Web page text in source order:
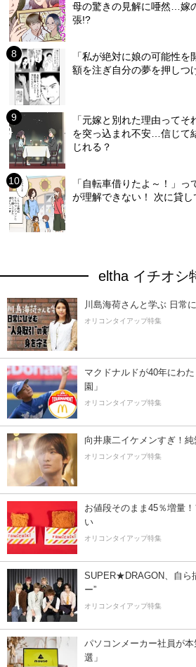
母の驚きの見解に唖然…嫁
張!?
「私が絶対に娘の可能性
額を注ぎ自分の夢を押しつ
「元嫁と別れた理由って
を突っ込まれ不安…信じて
じれる？
「自転車借りたよ～！」
が理解できない！ 次に貸
eltha イチオシ
川島海荷さんと学ぶ 日常
オリコンタイアップ特集
マクドナルドが40年にわ
園」
オリコンタイアップ特集
向井康二イケメンすぎ！純
オリコンタイアップ特集
お値段そのまま45％増量
い
オリコンタイアップ特集
SUPER★DRAGON、自ら
ー”
オリコンタイアップ特集
パソコンメーカー社員が
選」